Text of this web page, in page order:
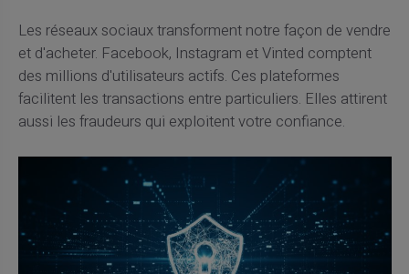
Les réseaux sociaux transforment notre façon de vendre
et d'acheter. Facebook, Instagram et Vinted comptent
des millions d'utilisateurs actifs. Ces plateformes
facilitent les transactions entre particuliers. Elles attirent
aussi les fraudeurs qui exploitent votre confiance.